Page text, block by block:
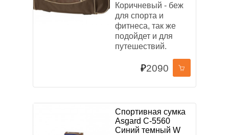
Кожзам
Текстиль
Коричневый - беж
для спорта и
фитнеса, так же
подойдет и для
путешествий.
₽2090
Спортивная сумка
Asgard С-5560
Синий темный W